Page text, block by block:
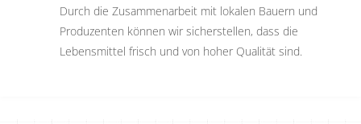
Durch die Zusammenarbeit mit lokalen Bauern und
Produzenten können wir sicherstellen, dass die
Lebensmittel frisch und von hoher Qualität sind.